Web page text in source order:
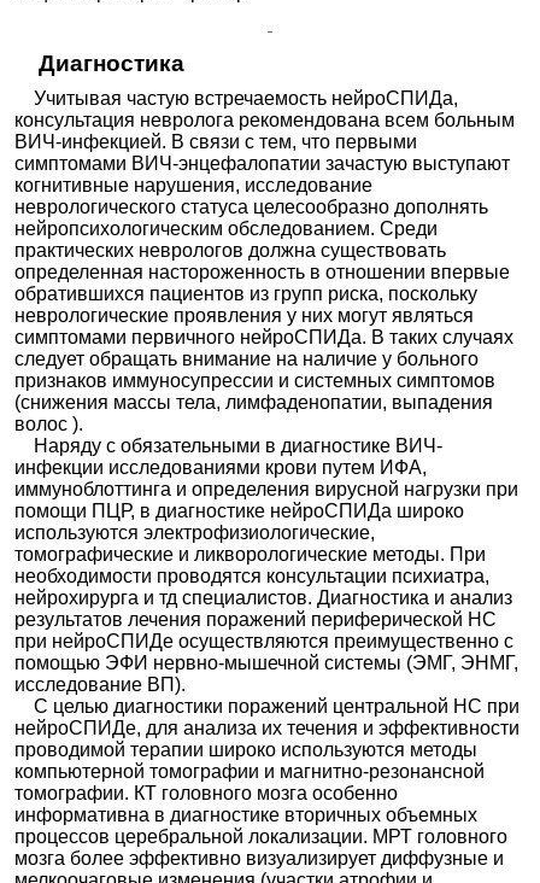
Диагностика
Учитывая частую встречаемость нейроСПИДа,
консультация невролога рекомендована всем больным
ВИЧ-инфекцией. В связи с тем, что первыми
симптомами ВИЧ-энцефалопатии зачастую выступают
когнитивные нарушения, исследование
неврологического статуса целесообразно дополнять
нейропсихологическим обследованием. Среди
практических неврологов должна существовать
определенная настороженность в отношении впервые
обратившихся пациентов из групп риска, поскольку
неврологические проявления у них могут являться
симптомами первичного нейроСПИДа. В таких случаях
следует обращать внимание на наличие у больного
признаков иммуносупрессии и системных симптомов
(снижения массы тела, лимфаденопатии, выпадения
волос ).
Наряду с обязательными в диагностике ВИЧ-
инфекции исследованиями крови путем ИФА,
иммуноблоттинга и определения вирусной нагрузки при
помощи ПЦР, в диагностике нейроСПИДа широко
используются электрофизиологические,
томографические и ликворологические методы. При
необходимости проводятся консультации психиатра,
нейрохирурга и тд специалистов. Диагностика и анализ
результатов лечения поражений периферической НС
при нейроСПИДе осуществляются преимущественно с
помощью ЭФИ нервно-мышечной системы (ЭМГ, ЭНМГ,
исследование ВП).
С целью диагностики поражений центральной НС при
нейроСПИДе, для анализа их течения и эффективности
проводимой терапии широко используются методы
компьютерной томографии и магнитно-резонансной
томографии. КТ головного мозга особенно
информативна в диагностике вторичных объемных
процессов церебральной локализации. МРТ головного
мозга более эффективно визуализирует диффузные и